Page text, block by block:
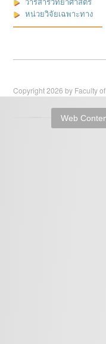
วารสารวิทยาศาสตร์
หน่วยวิจัยเฉพาะทาง
Copyright 2026 by Faculty
Web